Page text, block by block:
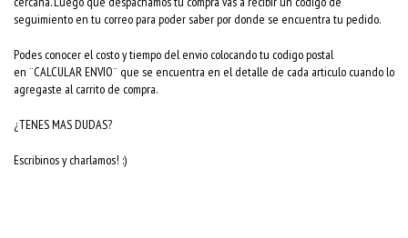
seguimiento en tu correo para poder saber por donde se encuentra tu pedido.
Podes conocer el costo y tiempo del envio colocando tu codigo postal
en ¨CALCULAR ENVIO¨ que se encuentra en el detalle de cada articulo cuando lo
agregaste al carrito de compra.
¿TENES MAS DUDAS?
Escribinos y charlamos! :)